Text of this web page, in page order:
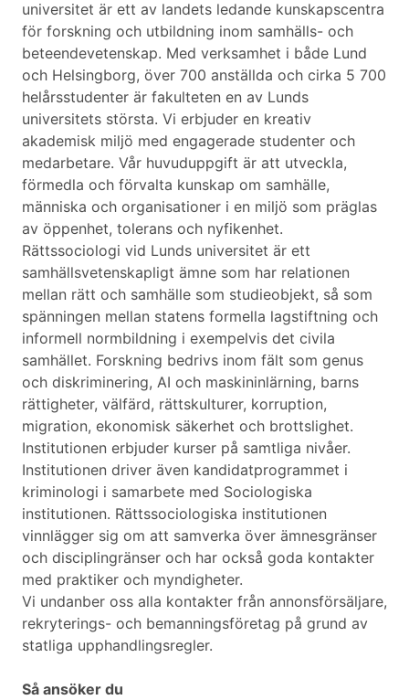
universitet är ett av landets ledande kunskapscentra
för forskning och utbildning inom samhälls- och
beteendevetenskap. Med verksamhet i både Lund
och Helsingborg, över 700 anställda och cirka 5 700
helårsstudenter är fakulteten en av Lunds
universitets största. Vi erbjuder en kreativ
akademisk miljö med engagerade studenter och
medarbetare. Vår huvuduppgift är att utveckla,
förmedla och förvalta kunskap om samhälle,
människa och organisationer i en miljö som präglas
av öppenhet, tolerans och nyfikenhet.
Rättssociologi vid Lunds universitet är ett
samhällsvetenskapligt ämne som har relationen
mellan rätt och samhälle som studieobjekt, så som
spänningen mellan statens formella lagstiftning och
informell normbildning i exempelvis det civila
samhället. Forskning bedrivs inom fält som genus
och diskriminering, AI och maskininlärning, barns
rättigheter, välfärd, rättskulturer, korruption,
migration, ekonomisk säkerhet och brottslighet.
Institutionen erbjuder kurser på samtliga nivåer.
Institutionen driver även kandidatprogrammet i
kriminologi i samarbete med Sociologiska
institutionen. Rättssociologiska institutionen
vinnlägger sig om att samverka över ämnesgränser
och disciplingränser och har också goda kontakter
med praktiker och myndigheter.
Vi undanber oss alla kontakter från annonsförsäljare,
rekryterings- och bemanningsföretag på grund av
statliga upphandlingsregler.
Så ansöker du